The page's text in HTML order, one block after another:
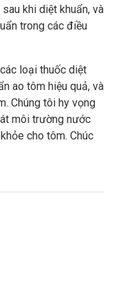
khi diệt khuẩn, và
trong các điều
loại thuốc diệt
ao tôm hiệu quả, và
Chúng tôi hy vọng
môi trường nước
cho tôm. Chúc